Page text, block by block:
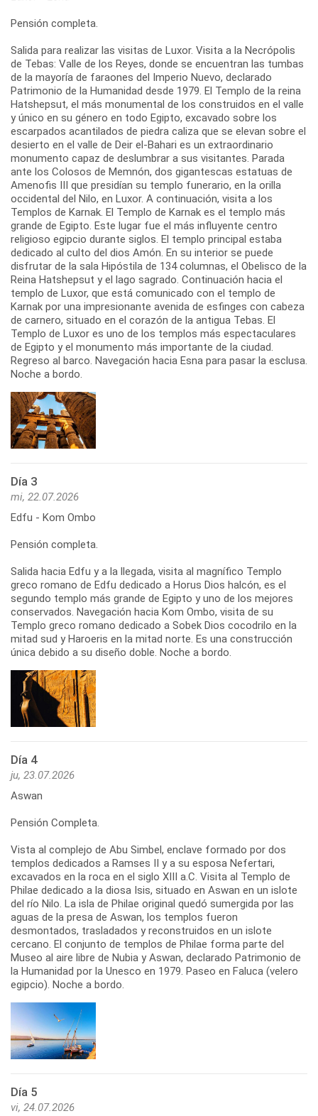
Pensión completa.
Salida para realizar las visitas de Luxor. Visita a la Necrópolis
de Tebas: Valle de los Reyes, donde se encuentran las tumbas
de la mayoría de faraones del Imperio Nuevo, declarado
Patrimonio de la Humanidad desde 1979. El Templo de la reina
Hatshepsut, el más monumental de los construidos en el valle
y único en su género en todo Egipto, excavado sobre los
escarpados acantilados de piedra caliza que se elevan sobre el
desierto en el valle de Deir el-Bahari es un extraordinario
monumento capaz de deslumbrar a sus visitantes. Parada
ante los Colosos de Memnón, dos gigantescas estatuas de
Amenofis III que presidían su templo funerario, en la orilla
occidental del Nilo, en Luxor. A continuación, visita a los
Templos de Karnak. El Templo de Karnak es el templo más
grande de Egipto. Este lugar fue el más influyente centro
religioso egipcio durante siglos. El templo principal estaba
dedicado al culto del dios Amón. En su interior se puede
disfrutar de la sala Hipóstila de 134 columnas, el Obelisco de la
Reina Hatshepsut y el lago sagrado. Continuación hacia el
templo de Luxor, que está comunicado con el templo de
Karnak por una impresionante avenida de esfinges con cabeza
de carnero, situado en el corazón de la antigua Tebas. El
Templo de Luxor es uno de los templos más espectaculares
de Egipto y el monumento más importante de la ciudad.
Regreso al barco. Navegación hacia Esna para pasar la esclusa.
Noche a bordo.
Día 3
mi, 22.07.2026
Edfu - Kom Ombo
Pensión completa.
Salida hacia Edfu y a la llegada, visita al magnífico Templo
greco romano de Edfu dedicado a Horus Dios halcón, es el
segundo templo más grande de Egipto y uno de los mejores
conservados. Navegación hacia Kom Ombo, visita de su
Templo greco romano dedicado a Sobek Dios cocodrilo en la
mitad sud y Haroeris en la mitad norte. Es una construcción
única debido a su diseño doble. Noche a bordo.
Día 4
ju, 23.07.2026
Aswan
Pensión Completa.
Vista al complejo de Abu Simbel, enclave formado por dos
templos dedicados a Ramses II y a su esposa Nefertari,
excavados en la roca en el siglo XIII a.C. Visita al Templo de
Philae dedicado a la diosa Isis, situado en Aswan en un islote
del río Nilo. La isla de Philae original quedó sumergida por las
aguas de la presa de Aswan, los templos fueron
desmontados, trasladados y reconstruidos en un islote
cercano. El conjunto de templos de Philae forma parte del
Museo al aire libre de Nubia y Aswan, declarado Patrimonio de
la Humanidad por la Unesco en 1979. Paseo en Faluca (velero
egipcio). Noche a bordo.
Día 5
vi, 24.07.2026